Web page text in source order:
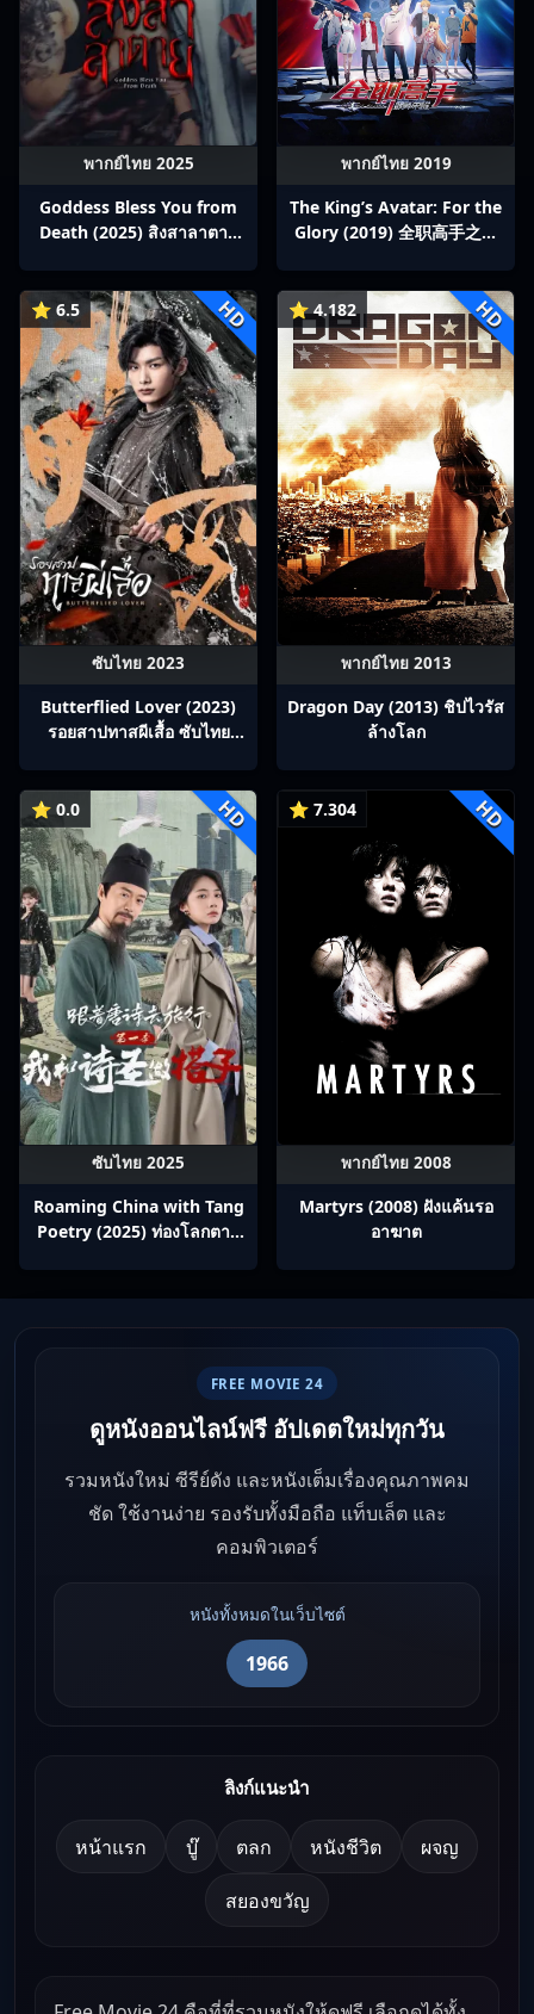
พากย์ไทย 2025
Goddess Bless You from
Death (2025) สิงสาลาตาย
พากย์ไทย 2019
The King’s Avatar: For the
Glory (2019) 全职高手之巅
⭐ 6.5 HD
ซับไทย 2023
Butterflied Lover (2023)
รอยสาปทาสผีเสื้อ ซับไทย
⭐ 4.182 HD
พากย์ไทย 2013
Dragon Day (2013) ชิปไวรัส
ล้างโลก
⭐ 0.0 HD
ซับไทย 2025
Roaming China with Tang
Poetry (2025) ท่องโลกตาม
Ep1-12
⭐ 7.304 HD
พากย์ไทย 2008
Martyrs (2008) ฝังแค้นรอ
อาฆาต
FREE MOVIE 24
ดูหนังออนไลน์ฟรี อัปเดตใหม่ทุกวัน
รวมหนังใหม่ ซีรีย์ดัง และหนังเต็มเรื่องคุณภาพคม
ชัด ใช้งานง่าย รองรับทั้งมือถือ แท็บเล็ต และ
คอมพิวเตอร์
หนังทั้งหมดในเว็บไซต์
1966
ลิงก์แนะนำ
หน้าแรก บู๊ ตลก หนังชีวิต ผจญ
สยองขวัญ